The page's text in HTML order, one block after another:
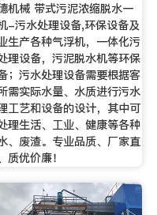
机械 带式污泥浓缩脱水一
-污水处理设备,环保设备及
生产各种气浮机，一体化污
理设备，污泥脱水机等环保
；污水处理设备需要根据客
需实际水量、水质进行污水
工艺和设备的设计，其中可
理生活、工业、健康等各种
、废渣。专业品质、厂家直
质优价廉！